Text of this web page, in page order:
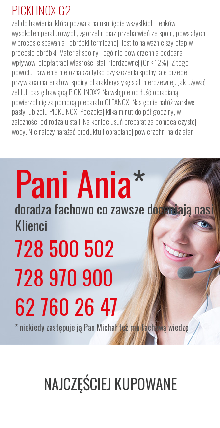
PICKLINOX G2
żel do trawienia, która pozwala na usunięcie wszystkich tlenków
wysokotemperaturowych, zgorzelin oraz przebarwień ze spoin, powstałych
w procesie spawania i obróbki termicznej. Jest to najważniejszy etap w
procesie obróbki. Materiał spoiny i ogólnie powierzchnia poddana
wpływowi ciepła traci własności stali nierdzewnej (Cr < 12%). Z tego
powodu trawienie nie oznacza tylko czyszczenia spoiny, ale przede
przywraca materiałowi spoiny charakterystykę stali nierdzewnej. Jak używać
żel lub pastę trawiącą PICKLINOX? Na wstępie odtłuść obrabianą
powierzchnię za pomocą preparatu CLEANOX. Następnie nałóż warstwę
pasty lub żelu PICKLINOX. Poczekaj kilka minut do pół godziny, w
zależności od rodzaju stali. Na koniec usuń preparat za pomocą czystej
wody. Nie należy narażać produktu i obrabianej powierzchni na działan
Pani Ania*
doradza fachowo co zawsze doceniają nasi
Klienci
728 500 502
lub
728 970 900
lub
62 760 26 47
* niekiedy zastępuje ją Pan Michał też ma fachową wiedzę
NAJCZĘŚCIEJ KUPOWANE